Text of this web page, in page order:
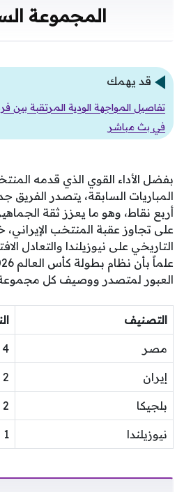
المجموعة
قد يهمك
تفاصيل المواجهة الودية المرتقبة
في بث مباشر
بفضل الأداء القوي الذي قدمه
المباريات السابقة، يتصدر الفريق
أربع نقاط، وهو ما يعزز ثقة
على تجاوز عقبة المنتخب
التاريخي على نيوزيلندا والتعادل
العبور لمتصدر ووصيف كل
التصنيف
مصر 4
إيران 2
بلجيكا 2
نيوزيلندا 1